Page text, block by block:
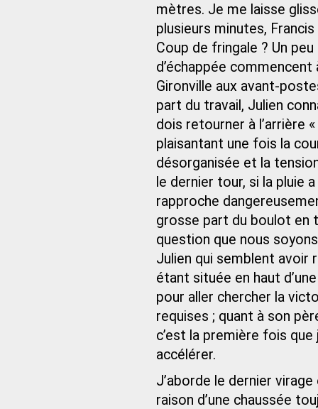
mètres. Je me laisse
plusieurs minutes,
Coup de fringale ? Un
d’échappée
Gironville aux avant-
part du travail, Julien
dois retourner à l’arrière
plaisantant une fois la
désorganisée et la
le dernier tour, si la pluie
rapproche
grosse part du boulot en
question que nous
Julien qui semblent avoir
étant située en haut
pour aller chercher la
requises ; quant à son
c’est la première fois
accélérer.
J’aborde le dernier
raison d’une chaussée